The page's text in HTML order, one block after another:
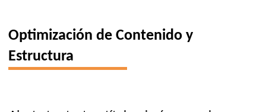
Optimización de Contenido y
Estructura